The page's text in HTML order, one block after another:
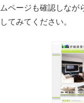
ムページも確認しなが
してみてください。